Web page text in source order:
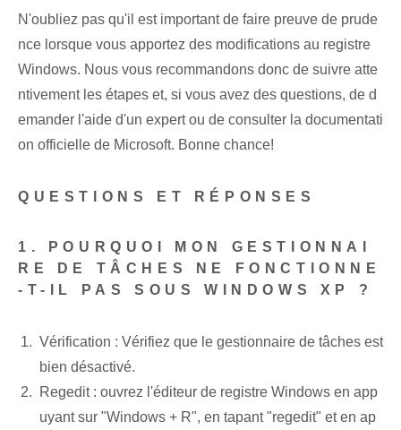
N'oubliez pas qu'il est important de faire preuve de prude
nce lorsque vous apportez des modifications au registre
Windows. Nous vous recommandons donc de suivre atte
ntivement les étapes et, si vous avez des questions, de d
emander l'aide d'un expert ou de consulter la documentati
on officielle de Microsoft. Bonne chance!
QUESTIONS ET RÉPONSES
1. POURQUOI MON GESTIONNAI
RE DE TÂCHES NE FONCTIONNE
-T-IL PAS SOUS WINDOWS XP ?
Vérification : Vérifiez que le ⁤gestionnaire de tâches⁣ est
bien désactivé.
Regedit : ouvrez l'éditeur de registre Windows en app
uyant sur "Windows + ‌R", en tapant "regedit" et en ap